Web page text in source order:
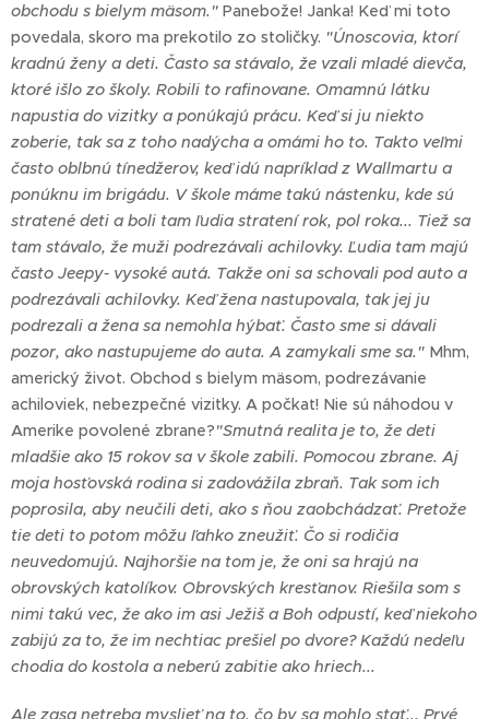
obchodu s bielym mäsom." Panebože! Janka! Keď mi toto
povedala, skoro ma prekotilo zo stoličky. "Únoscovia, ktorí
kradnú ženy a deti. Často sa stávalo, že vzali mladé dievča,
ktoré išlo zo školy. Robili to rafinovane. Omamnú látku
napustia do vizitky a ponúkajú prácu. Keď si ju niekto
zoberie, tak sa z toho nadýcha a omámi ho to. Takto veľmi
často oblbnú tínedžerov, keď idú napríklad z Wallmartu a
ponúknu im brigádu. V škole máme takú nástenku, kde sú
stratené deti a boli tam ľudia stratení rok, pol roka... Tiež sa
tam stávalo, že muži podrezávali achilovky. Ľudia tam majú
často Jeepy- vysoké autá. Takže oni sa schovali pod auto a
podrezávali achilovky. Keď žena nastupovala, tak jej ju
podrezali a žena sa nemohla hýbať. Často sme si dávali
pozor, ako nastupujeme do auta. A zamykali sme sa." Mhm,
americký život. Obchod s bielym mäsom, podrezávanie
achiloviek, nebezpečné vizitky. A počkať! Nie sú náhodou v
Amerike povolené zbrane?"Smutná realita je to, že deti
mladšie ako 15 rokov sa v škole zabili. Pomocou zbrane. Aj
moja hosťovská rodina si zadovážila zbraň. Tak som ich
poprosila, aby neučili deti, ako s ňou zaobchádzať. Pretože
tie deti to potom môžu ľahko zneužiť. Čo si rodičia
neuvedomujú. Najhoršie na tom je, že oni sa hrajú na
obrovských katolíkov. Obrovských kresťanov. Riešila som s
nimi takú vec, že ako im asi Ježiš a Boh odpustí, keď niekoho
zabijú za to, že im nechtiac prešiel po dvore? Každú nedeľu
chodia do kostola a neberú zabitie ako hriech...
Ale zasa netreba myslieť na to, čo by sa mohlo stať... Prvé